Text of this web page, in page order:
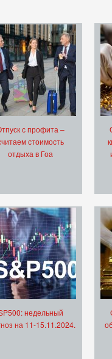
с профита –
стоимость
отдыха в Гоа
недельный
на 11-15.11.2024.